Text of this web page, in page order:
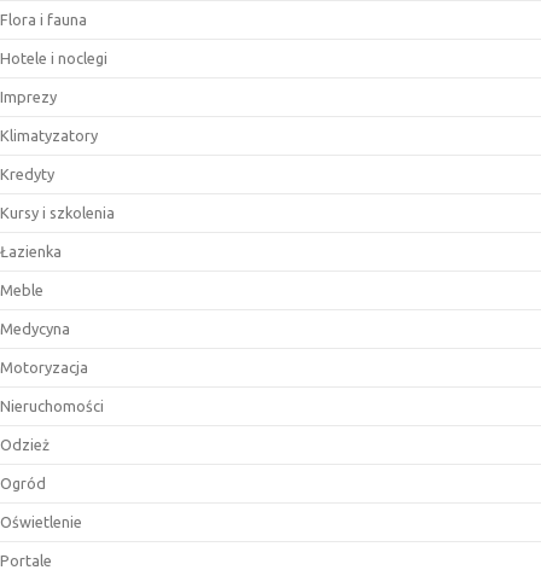
Flora i fauna
Hotele i noclegi
Imprezy
Klimatyzatory
Kredyty
Kursy i szkolenia
Łazienka
Meble
Medycyna
Motoryzacja
Nieruchomości
Odzież
Ogród
Oświetlenie
Portale